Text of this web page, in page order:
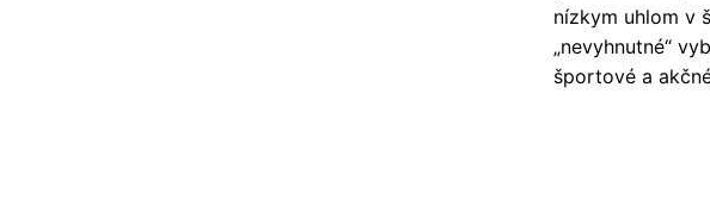
nízkym uhlom v
„nevyhnutné“
športové a